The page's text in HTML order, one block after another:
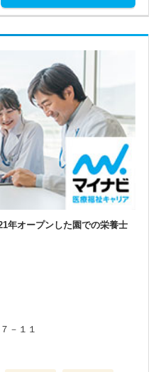
年オープンした園での栄養士
－１１